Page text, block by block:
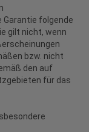
folgende
gilt nicht, wenn
bzw. nicht
den auf
für das